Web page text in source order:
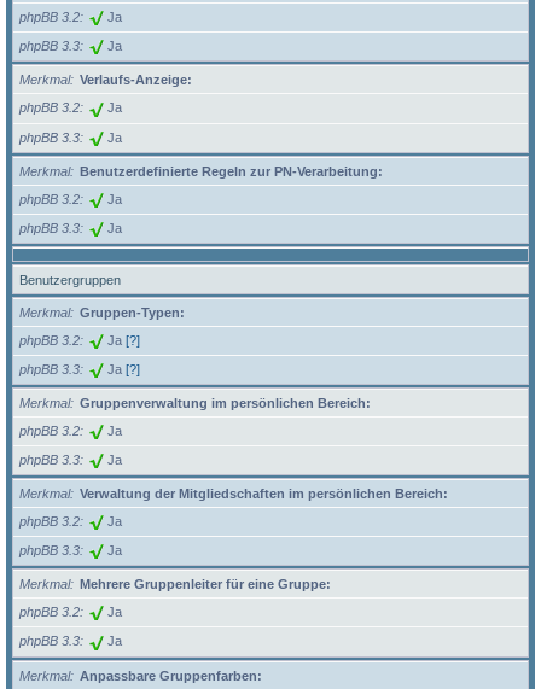
phpBB 3.2
Ja
phpBB 3.3 Ja
Merkmal
Verlaufs-Anzeige:
phpBB 3.2
Ja
phpBB 3.3 Ja
Merkmal
Benutzerdefinierte Regeln zur PN-Verarbeitung:
phpBB 3.2
Ja
phpBB 3.3 Ja
Benutzergruppen
Merkmal
Gruppen-Typen:
phpBB 3.2
Ja [?]
phpBB 3.3 Ja [?]
Merkmal
Gruppenverwaltung im persönlichen Bereich:
phpBB 3.2
Ja
phpBB 3.3 Ja
Merkmal
Verwaltung der Mitgliedschaften im persönlichen Bereich:
phpBB 3.2
Ja
phpBB 3.3 Ja
Merkmal
Mehrere Gruppenleiter für eine Gruppe:
phpBB 3.2
Ja
phpBB 3.3 Ja
Merkmal
Anpassbare Gruppenfarben: